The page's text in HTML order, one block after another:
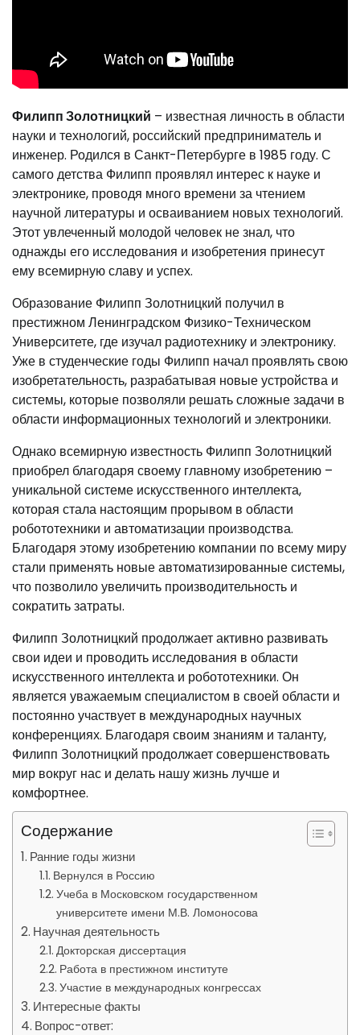
Филипп Золотницкий – известная личность в области
науки и технологий, российский предприниматель и
инженер. Родился в Санкт-Петербурге в 1985 году. С
самого детства Филипп проявлял интерес к науке и
электронике, проводя много времени за чтением
научной литературы и осваиванием новых технологий.
Этот увлеченный молодой человек не знал, что
однажды его исследования и изобретения принесут
ему всемирную славу и успех.
Образование Филипп Золотницкий получил в
престижном Ленинградском Физико-Техническом
Университете, где изучал радиотехнику и электронику.
Уже в студенческие годы Филипп начал проявлять свою
изобретательность, разрабатывая новые устройства и
системы, которые позволяли решать сложные задачи в
области информационных технологий и электроники.
Однако всемирную известность Филипп Золотницкий
приобрел благодаря своему главному изобретению –
уникальной системе искусственного интеллекта,
которая стала настоящим прорывом в области
робототехники и автоматизации производства.
Благодаря этому изобретению компании по всему миру
стали применять новые автоматизированные системы,
что позволило увеличить производительность и
сократить затраты.
Филипп Золотницкий продолжает активно развивать
свои идеи и проводить исследования в области
искусственного интеллекта и робототехники. Он
является уважаемым специалистом в своей области и
постоянно участвует в международных научных
конференциях. Благодаря своим знаниям и таланту,
Филипп Золотницкий продолжает совершенствовать
мир вокруг нас и делать нашу жизнь лучше и
комфортнее.
Содержание
Ранние годы жизни
Вернулся в Россию
Учеба в Московском государственном
университете имени М.В. Ломоносова
Научная деятельность
Докторская диссертация
Работа в престижном институте
Участие в международных конгрессах
Интересные факты
Вопрос-ответ: